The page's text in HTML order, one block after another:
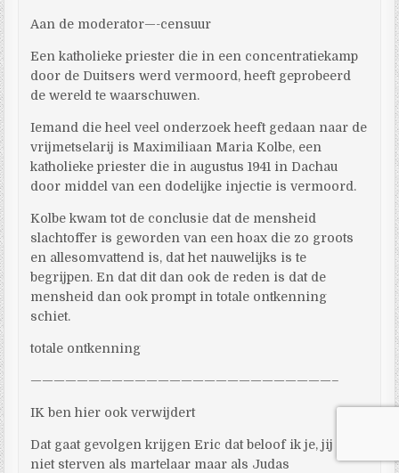
Aan de moderator—-censuur
Een katholieke priester die in een concentratiekamp
door de Duitsers werd vermoord, heeft geprobeerd
de wereld te waarschuwen.
Iemand die heel veel onderzoek heeft gedaan naar de
vrijmetselarij is Maximiliaan Maria Kolbe, een
katholieke priester die in augustus 1941 in Dachau
door middel van een dodelijke injectie is vermoord.
Kolbe kwam tot de conclusie dat de mensheid
slachtoffer is geworden van een hoax die zo groots
en allesomvattend is, dat het nauwelijks is te
begrijpen. En dat dit dan ook de reden is dat de
mensheid dan ook prompt in totale ontkenning
schiet.
totale ontkenning
——————————————————————————–
IK ben hier ook verwijdert
Dat gaat gevolgen krijgen Eric dat beloof ik je, jij zult
niet sterven als martelaar maar als Judas